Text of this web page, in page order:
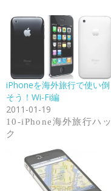
iPhoneを海外旅行で使い倒
そう！Wi-Fi編
2011-01-19
10-iPhone海外旅行ハッ
ク